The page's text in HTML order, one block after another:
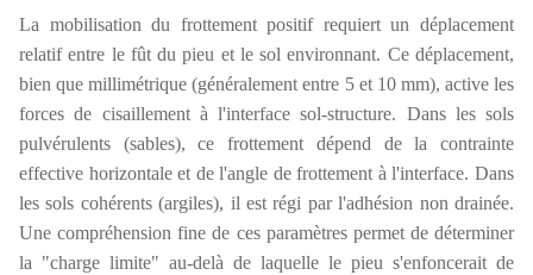
La mobilisation du frottement positif requiert un déplacement
relatif entre le fût du pieu et le sol environnant. Ce déplacement,
bien que millimétrique (généralement entre 5 et 10 mm), active les
forces de cisaillement à l'interface sol-structure. Dans les sols
pulvérulents (sables), ce frottement dépend de la contrainte
effective horizontale et de l'angle de frottement à l'interface. Dans
les sols cohérents (argiles), il est régi par l'adhésion non drainée.
Une compréhension fine de ces paramètres permet de déterminer
la "charge limite" au-delà de laquelle le pieu s'enfoncerait de